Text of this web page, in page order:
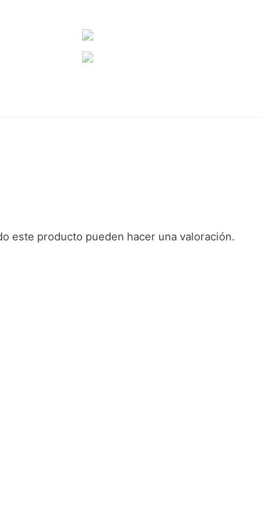
este producto pueden hacer una valoración.